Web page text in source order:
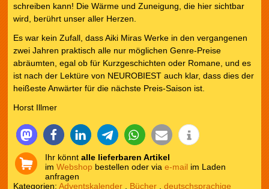
schreiben kann! Die Wärme und Zuneigung, die hier sichtbar
wird, berührt unser aller Herzen.
Es war kein Zufall, dass Aiki Miras Werke in den vergangenen
zwei Jahren praktisch alle nur möglichen Genre-Preise
abräumten, egal ob für Kurzgeschichten oder Romane, und es
ist nach der Lektüre von NEUROBIEST auch klar, dass dies der
heißeste Anwärter für die nächste Preis-Saison ist.
Horst Illmer
Ihr könnt alle lieferbaren Artikel
im Webshop bestellen oder via e-mail im Laden
anfragen
Kategorien: Adventskalender, Bücher, deutschsprachige